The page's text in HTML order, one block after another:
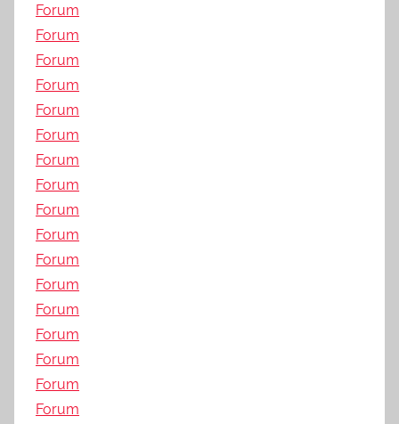
Forum
Forum
Forum
Forum
Forum
Forum
Forum
Forum
Forum
Forum
Forum
Forum
Forum
Forum
Forum
Forum
Forum